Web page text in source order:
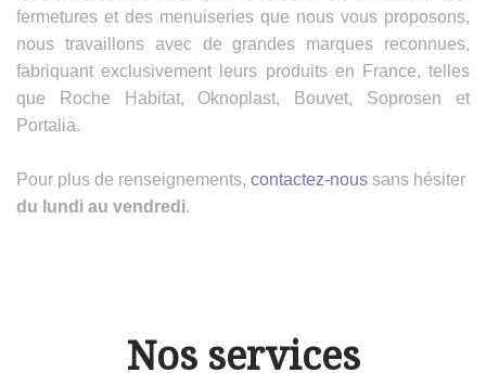
fermetures et des menuiseries que nous vous proposons,
nous travaillons avec de grandes marques reconnues,
fabriquant exclusivement leurs produits en France, telles
que Roche Habitat, Oknoplast, Bouvet, Soprosen et
Portalia.
Pour plus de renseignements, contactez-nous sans hésiter
du lundi au vendredi.
Nos services